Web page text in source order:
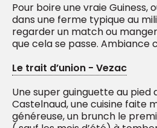
Pour boire une vraie Guiness,
dans une ferme typique au
regarder un match ou
que cela se passe. Ambiance
Le trait d’union - Vezac
Une super guinguette au pied
Castelnaud, une cuisine faite
généreuse, un brunch le